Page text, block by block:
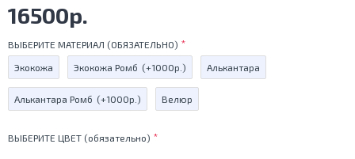
16500р.
ВЫБЕРИТЕ МАТЕРИАЛ (ОБЯЗАТЕЛЬНО)
Экокожа Экокожа Ромб (+1000р.) Алькантара
Алькантара Ромб (+1000р.) Велюр
ВЫБЕРИТЕ ЦВЕТ (обязательно)